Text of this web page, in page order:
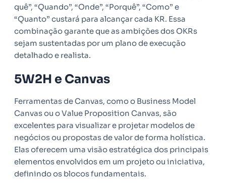
quê”, “Quando”, “Onde”, “Porquê”, “Como” e
“Quanto” custará para alcançar cada KR. Essa
combinação garante que as ambições dos OKRs
sejam sustentadas por um plano de execução
detalhado e realista.
5W2H e Canvas
Ferramentas de Canvas, como o Business Model
Canvas ou o Value Proposition Canvas, são
excelentes para visualizar e projetar modelos de
negócios ou propostas de valor de forma holística.
Elas oferecem uma visão estratégica dos principais
elementos envolvidos em um projeto ou iniciativa,
definindo os blocos fundamentais.